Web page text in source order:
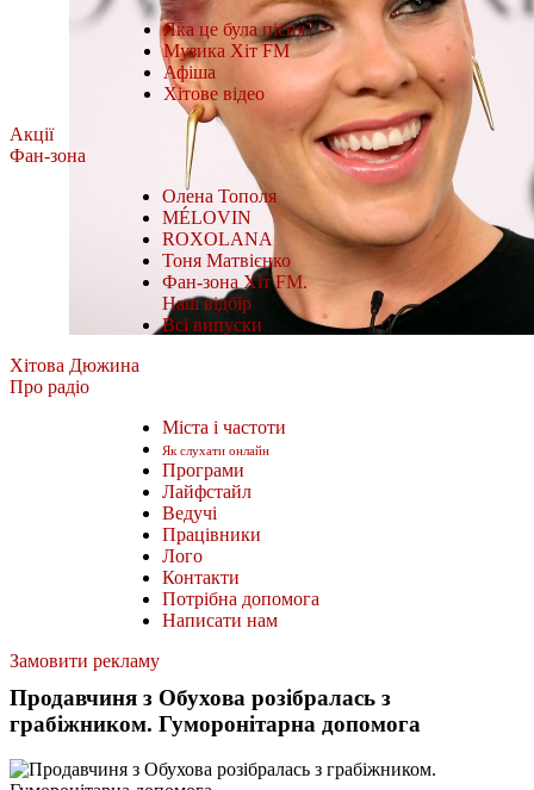
Яка це була пісня?
Музика Хіт FM
Афіша
Хітове відео
Акції
Фан-зона
Олена Тополя
MÉLOVIN
ROXOLANA
Тоня Матвієнко
Фан-зона Хіт FM.
Наш відбір
Всі випуски
Хітова Дюжина
Про радіо
Міста і частоти
Як слухати онлайн
Програми
Лайфстайл
Ведучі
Працівники
Лого
Контакти
Потрібна допомога
Написати нам
Замовити рекламу
Продавчиня з Обухова розібралась з
грабіжником. Гуморонітарна допомога